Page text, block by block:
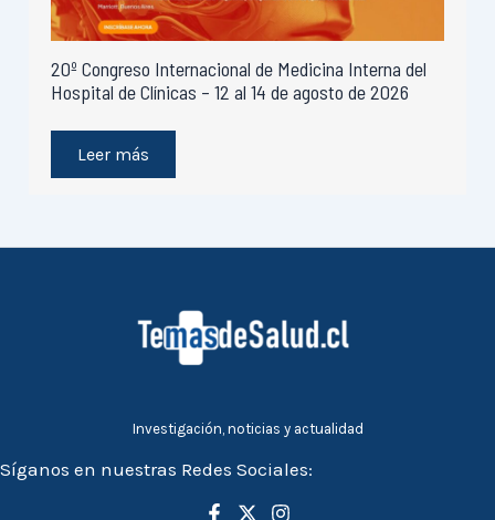
20º Congreso Internacional de Medicina Interna del
Hospital de Clínicas – 12 al 14 de agosto de 2026
Leer más
Investigación, noticias y actualidad
Síganos en nuestras Redes Sociales: